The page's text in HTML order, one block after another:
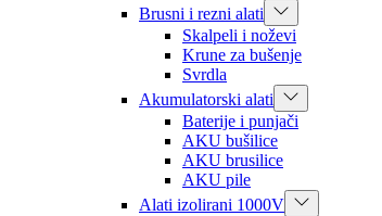
Brusni i rezni alati
Skalpeli i noževi
Krune za bušenje
Svrdla
Akumulatorski alati
Baterije i punjači
AKU bušilice
AKU brusilice
AKU pile
Alati izolirani 1000V